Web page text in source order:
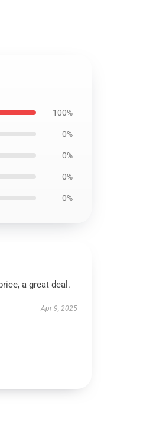
100%
0%
0%
0%
0%
a great deal.
Apr 9, 2025